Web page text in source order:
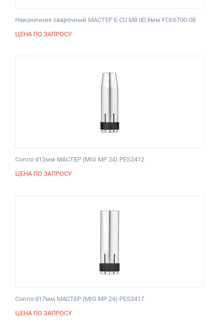
Наконечник сварочный МАСТЕР E-CU М8 d0,8мм FCK6700-08
ЦЕНА ПО ЗАПРОСУ
Сопло d12мм МАСТЕР (MIG MP 24) PES2412
ЦЕНА ПО ЗАПРОСУ
Сопло d17мм МАСТЕР (MIG MP 24) PES2417
ЦЕНА ПО ЗАПРОСУ